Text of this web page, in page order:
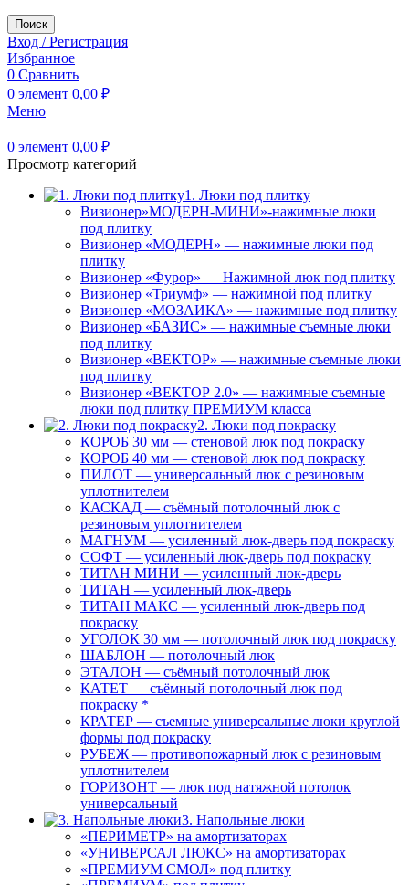
Поиск
Вход / Регистрация
Избранное
0 Сравнить
0 элемент 0,00 ₽
Меню
0 элемент 0,00 ₽
Просмотр категорий
1. Люки под плитку
Визионер»МОДЕРН-МИНИ»-нажимные люки
под плитку
Визионер «МОДЕРН» — нажимные люки под
плитку
Визионер «Фурор» — Нажимной люк под плитку
Визионер «Триумф» — нажимной под плитку
Визионер «МОЗАИКА» — нажимные под плитку
Визионер «БАЗИС» — нажимные съемные люки
под плитку
Визионер «ВЕКТОР» — нажимные съемные люки
под плитку
Визионер «ВЕКТОР 2.0» — нажимные съемные
люки под плитку ПРЕМИУМ класса
2. Люки под покраску
КОРОБ 30 мм — стеновой люк под покраску
КОРОБ 40 мм — стеновой люк под покраску
ПИЛОТ — универсальный люк с резиновым
уплотнителем
КАСКАД — съёмный потолочный люк с
резиновым уплотнителем
МАГНУМ — усиленный люк-дверь под покраску
СОФТ — усиленный люк-дверь под покраску
ТИТАН МИНИ — усиленный люк-дверь
ТИТАН — усиленный люк-дверь
ТИТАН МАКС — усиленный люк-дверь под
покраску
УГОЛОК 30 мм — потолочный люк под покраску
ШАБЛОН — потолочный люк
ЭТАЛОН — съёмный потолочный люк
КАТЕТ — съёмный потолочный люк под
покраску *
КРАТЕР — съемные универсальные люки круглой
формы под покраску
РУБЕЖ — противопожарный люк с резиновым
уплотнителем
ГОРИЗОНТ — люк под натяжной потолок
универсальный
3. Напольные люки
«ПЕРИМЕТР» на амортизаторах
«УНИВЕРСАЛ ЛЮКС» на амортизаторах
«ПРЕМИУМ СМОЛ» под плитку